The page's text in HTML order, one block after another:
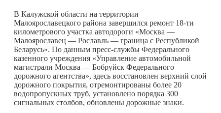
В Калужской области на территории
Малоярославецкого района завершился ремонт 18-ти
километрового участка автодороги «Москва —
Малоярославец — Рославль — граница с Республикой
Беларусь». По данным пресс-службы Федерального
казенного учреждения «Управление автомобильной
магистрали Москва — Бобруйск Федерального
дорожного агентства», здесь восстановлен верхний слой
дорожного покрытия, отремонтированы более 20
водопропускных труб, установлено порядка 300
сигнальных столбов, обновлены дорожные знаки.